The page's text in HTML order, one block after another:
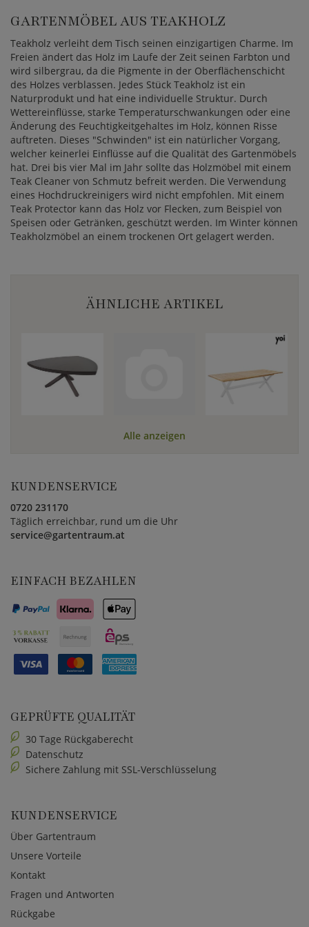
GARTENMÖBEL AUS TEAKHOLZ
Teakholz verleiht dem Tisch seinen einzigartigen Charme. Im
Freien ändert das Holz im Laufe der Zeit seinen Farbton und
wird silbergrau, da die Pigmente in der Oberflächenschicht
des Holzes verblassen. Jedes Stück Teakholz ist ein
Naturprodukt und hat eine individuelle Struktur. Durch
Wettereinflüsse, starke Temperaturschwankungen oder eine
Änderung des Feuchtigkeitgehaltes im Holz, können Risse
auftreten. Dieses "Schwinden" ist ein natürlicher Vorgang,
welcher keinerlei Einflüsse auf die Qualität des Gartenmöbels
hat. Drei bis vier Mal im Jahr sollte das Holzmöbel mit einem
Teak Cleaner von Schmutz befreit werden. Die Verwendung
eines Hochdruckreinigers wird nicht empfohlen. Mit einem
Teak Protector kann das Holz vor Flecken, zum Beispiel von
Speisen oder Getränken, geschützt werden. Im Winter können
Teakholzmöbel an einem trockenen Ort gelagert werden.
ÄHNLICHE ARTIKEL
Alle anzeigen
KUNDENSERVICE
0720 231170
Täglich erreichbar, rund um die Uhr
service@gartentraum.at
EINFACH BEZAHLEN
GEPRÜFTE QUALITÄT
30 Tage Rückgaberecht
Datenschutz
Sichere Zahlung mit SSL-Verschlüsselung
KUNDENSERVICE
Über Gartentraum
Unsere Vorteile
Kontakt
Fragen und Antworten
Rückgabe